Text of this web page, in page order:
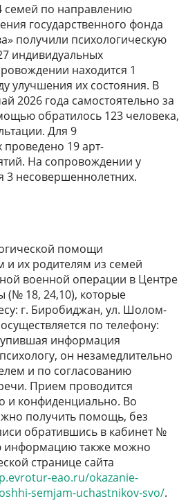
по направлению
государственного фонда
получили психологическую
индивидуальных
находится 1
улучшения их состояния. В
2026 года самостоятельно за
обратилось 123 человека,
Для 9
19 арт-
На сопровождении у
3 несовершеннолетних.
помощи
их родителям из семей
военной операции в Центре
(№ 18, 24,10), которые
г. Биробиджан, ул. Шолом-
по телефону:
информация
он незамедлительно
и по согласованию
Прием проводится
и конфиденциально. Во
получить помощь, без
обратившись в кабинет №
информацию также можно
странице сайта
eao.ru/okazanie-
semjam-uchastnikov-svo/.